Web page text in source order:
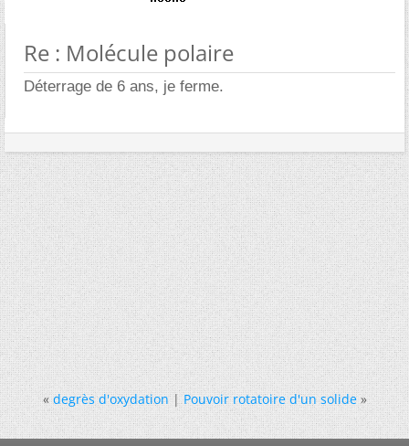
Re : Molécule polaire
Déterrage de 6 ans, je ferme.
« degrès d'oxydation|Pouvoir rotatoire d'un solide »